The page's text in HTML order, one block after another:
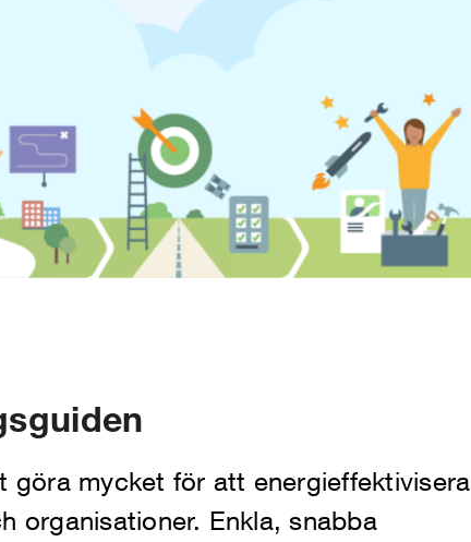
göra mycket för att energieffektivisera
organisationer. Enkla, snabba